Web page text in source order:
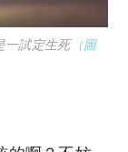
一試定生死（圖